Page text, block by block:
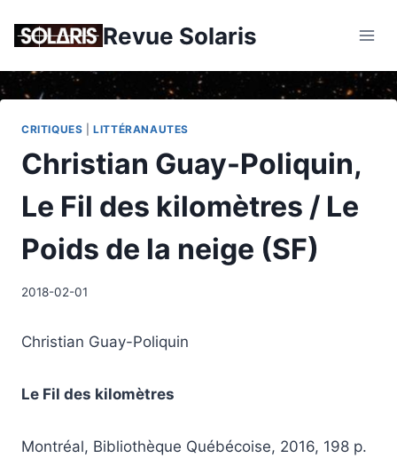
Revue Solaris
CRITIQUES |LITTÉRANAUTES
Christian Guay-Poliquin,
Le Fil des kilomètres / Le
Poids de la neige (SF)
2018-02-01
Christian Guay-Poliquin
Le Fil des kilomètres
Montréal, Bibliothèque Québécoise, 2016, 198 p.